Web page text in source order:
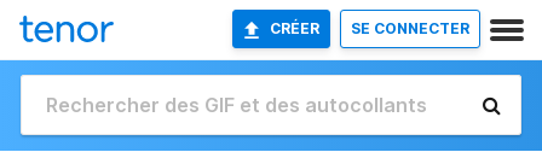
CRÉER SE CONNECTER